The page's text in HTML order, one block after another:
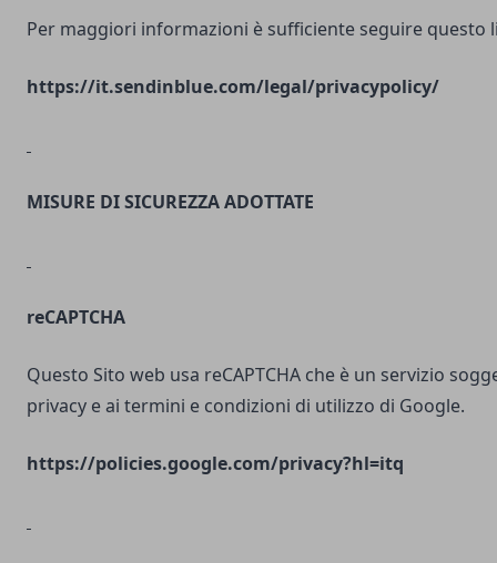
Per maggiori informazioni è sufficiente seguire questo
https://it.sendinblue.com/legal/privacypolicy/
MISURE DI SICUREZZA ADOTTATE
reCAPTCHA
Questo Sito web usa reCAPTCHA che è un servizio
privacy e ai termini e condizioni di utilizzo di Google.
https://policies.google.com/privacy?hl=itq